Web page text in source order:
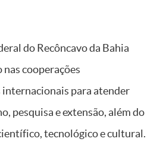
do Recôncavo da Bahia
cooperações
para atender
pesquisa e extensão, além do
tecnológico e cultural.